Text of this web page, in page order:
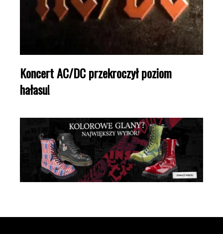
Koncert AC/DC przekroczył poziom
hałasu!